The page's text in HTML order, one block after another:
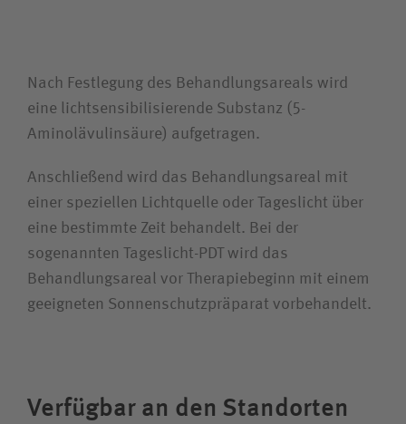
Suchwert
Ich bin
Patientin / Patient
Unfallversicherungsträger
Nach Festlegung des Behandlungsareals wird
eine lichtsensibilisierende Substanz (5-
Aminolävulinsäure) aufgetragen.
Anschließend wird das Behandlungsareal mit
einer speziellen Lichtquelle oder Tageslicht über
eine bestimmte Zeit behandelt. Bei der
sogenannten Tageslicht-PDT wird das
Behandlungsareal vor Therapiebeginn mit einem
geeigneten Sonnenschutzpräparat vorbehandelt.
Verfügbar an den Standorten
Die BG Klinik für Berufskrankheiten ist
Probleme.